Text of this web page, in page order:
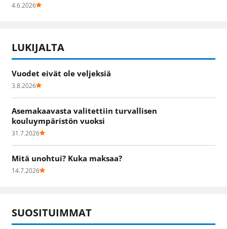
4.6.2026
LUKIJALTA
Vuodet eivät ole veljeksiä
3.8.2026
Asemakaavasta valitettiin turvallisen
kouluympäristön vuoksi
31.7.2026
Mitä unohtui? Kuka maksaa?
14.7.2026
SUOSITUIMMAT